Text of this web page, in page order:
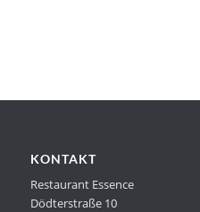
KONTAKT
Restaurant Essence
Dödterstraße 10